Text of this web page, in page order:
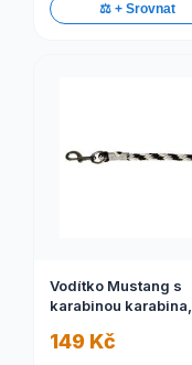
⚖️ + Srovnat
Vodítko Mustang s
karabinou karabina,
149 Kč